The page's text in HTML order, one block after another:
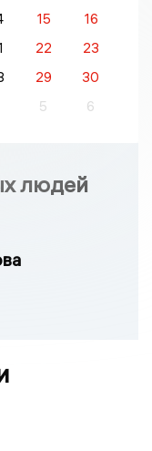
15
16
22
23
29
30
5 6
людей